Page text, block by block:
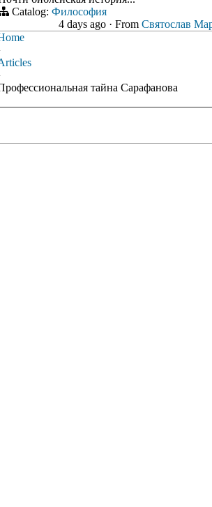
Catalog: Философия
4 days ago · From Святослав
тайна Сарафанова